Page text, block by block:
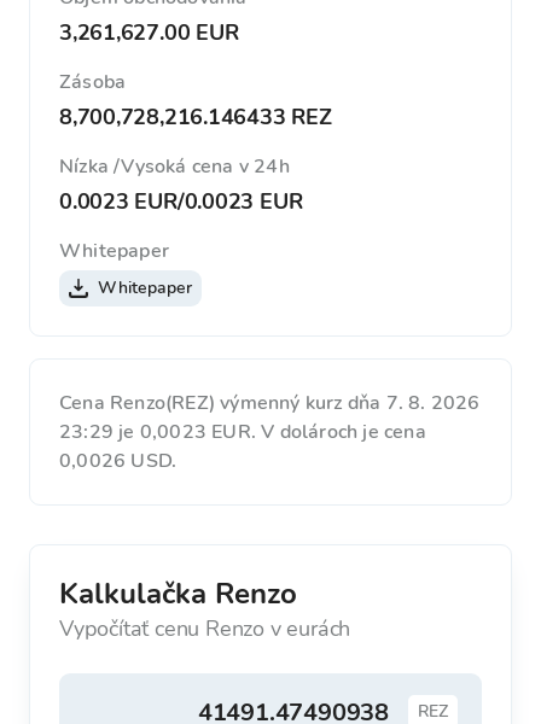
3,261,627.00 EUR
Zásoba
8,700,728,216.146433 REZ
Nízka /Vysoká cena v 24h
0.0023 EUR/0.0023 EUR
Whitepaper
Whitepaper
Cena Renzo(REZ) výmenný kurz dňa 7. 8. 2026
23:29 je 0,0023 EUR. V dolároch je cena
0,0026 USD.
Kalkulačka Renzo
Vypočítať cenu Renzo v eurách
REZ